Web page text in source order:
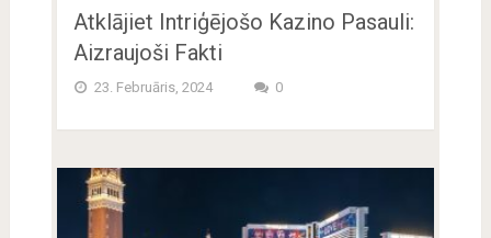
Atklājiet Intriģējošo Kazino Pasauli:
Aizraujoši Fakti
23. Februāris, 2024 0